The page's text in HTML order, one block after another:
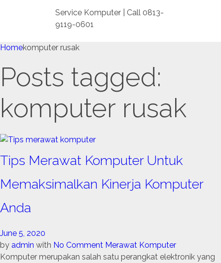
Service Komputer | Call 0813-
9119-0601
Homekomputer rusak
Posts tagged:
komputer rusak
Tips Merawat Komputer Untuk
Memaksimalkan Kinerja Komputer
Anda
June 5, 2020
by admin with No Comment Merawat Komputer
Komputer merupakan salah satu perangkat elektronik yang